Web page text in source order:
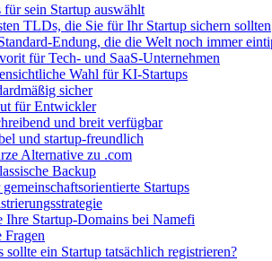
sein Startup auswählt
TLDs, die Sie für Ihr Startup sichern sollten
Endung, die die Welt noch immer
für Tech- und SaaS-Unternehmen
Wahl für KI-Startups
sicher
für Entwickler
und breit verfügbar
und startup-freundlich
Alternative zu .com
Backup
Startups
Ihre Startup-Domains bei Namefi
Fragen
ein Startup tatsächlich registrieren?